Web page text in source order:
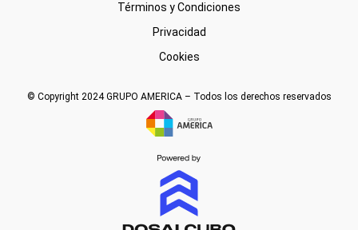
Términos y Condiciones
Privacidad
Cookies
© Copyright 2024 GRUPO AMERICA – Todos los derechos reservados